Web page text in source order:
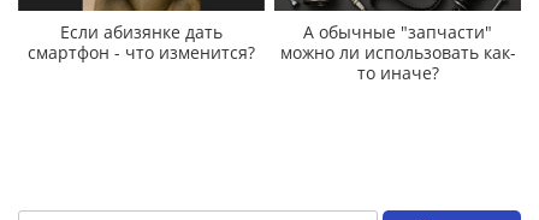
Если абизянке дать
смартфон - что изменится?
А обычные "запчасти"
можно ли использовать как-
то иначе?